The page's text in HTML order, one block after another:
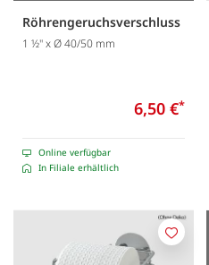
Röhrengeruchsverschluss
1 ½" x Ø 40/50 mm
6,50 €*
Online verfügbar
In Filiale erhältlich
Merken